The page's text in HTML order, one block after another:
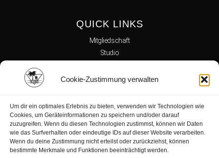
Cookie-Zustimmung verwalten
Um dir ein optimales Erlebnis zu bieten, verwenden wir Technologien wie
Cookies, um Geräteinformationen zu speichern und/oder darauf
zuzugreifen. Wenn du diesen Technologien zustimmst, können wir Daten
wie das Surfverhalten oder eindeutige IDs auf dieser Website verarbeiten.
Wenn du deine Zustimmung nicht erteilst oder zurückziehst, können
bestimmte Merkmale und Funktionen beeinträchtigt werden.
QUICK LINKS
Mitgliedschaft
Studio
Kursplan
Shop
Datenschutz